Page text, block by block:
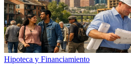
Hipoteca y Financiamiento